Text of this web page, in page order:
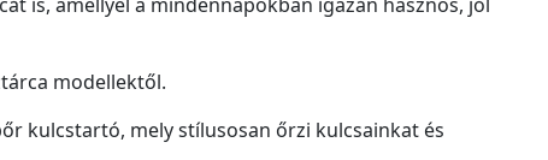
modellektől.
kulcstartó, mely stílusosan őrzi kulcsainkat és